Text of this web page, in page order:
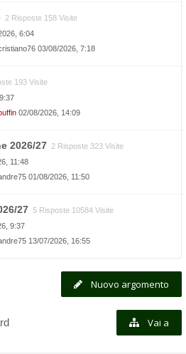
2 Risposte 158 Visite
6:04
03/08/2026, 7:18
193 Visite
02/08/2026, 14:09
2026/27 2 Risposte 323 Visite
11:48
01/08/2026, 11:50
27 5 Risposte 10584 Visite
9:37
13/07/2026, 16:55
Nuovo argomento
Vai a